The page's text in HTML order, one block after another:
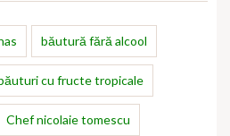
băutură fără alcool
cu fructe tropicale
Chef nicolaie tomescu